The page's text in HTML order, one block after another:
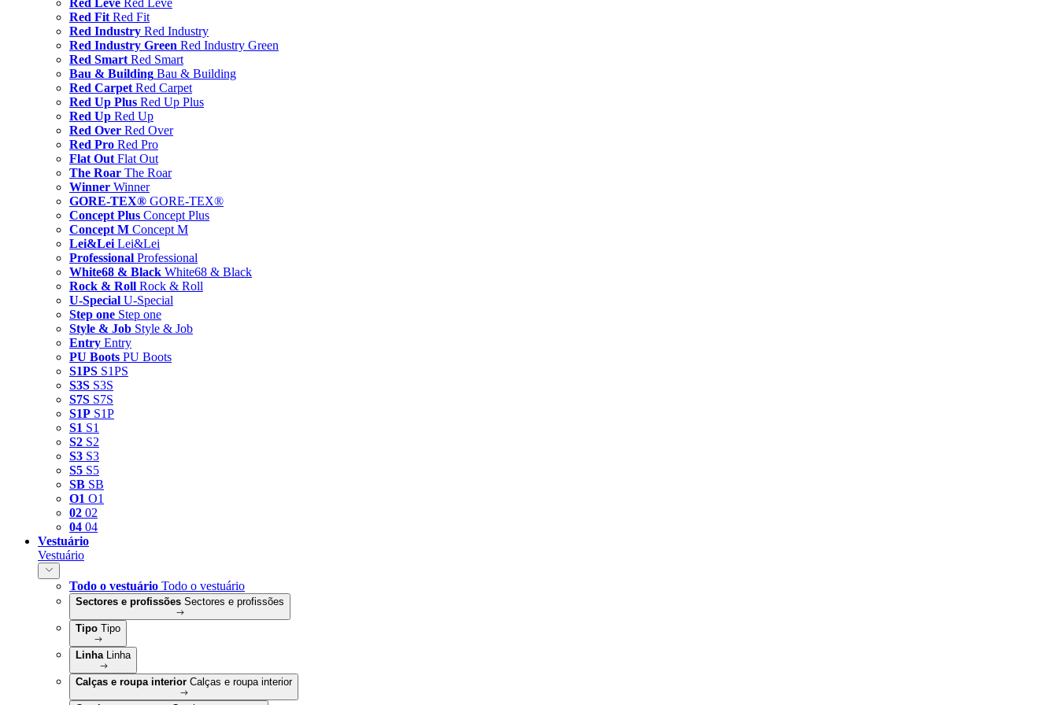
Red Fit Red Fit
Red Industry Red Industry
Red Industry Green Red Industry Green
Red Smart Red Smart
Bau & Building Bau & Building
Red Carpet Red Carpet
Red Up Plus Red Up Plus
Red Up Red Up
Red Over Red Over
Red Pro Red Pro
Flat Out Flat Out
The Roar The Roar
Winner Winner
GORE-TEX® GORE-TEX®
Concept Plus Concept Plus
Concept M Concept M
Lei&Lei Lei&Lei
Professional Professional
White68 & Black White68 & Black
Rock & Roll Rock & Roll
U-Special U-Special
Step one Step one
Style & Job Style & Job
Entry Entry
PU Boots PU Boots
S1PS S1PS
S3S S3S
S7S S7S
S1P S1P
S1 S1
S2 S2
S3 S3
S5 S5
SB SB
O1 O1
02 02
04 04
Vestuário
Vestuário
Todo o vestuário Todo o vestuário
Sectores e profissões Sectores e profissões
Tipo Tipo
Linha Linha
Calças e roupa interior Calças e roupa interior